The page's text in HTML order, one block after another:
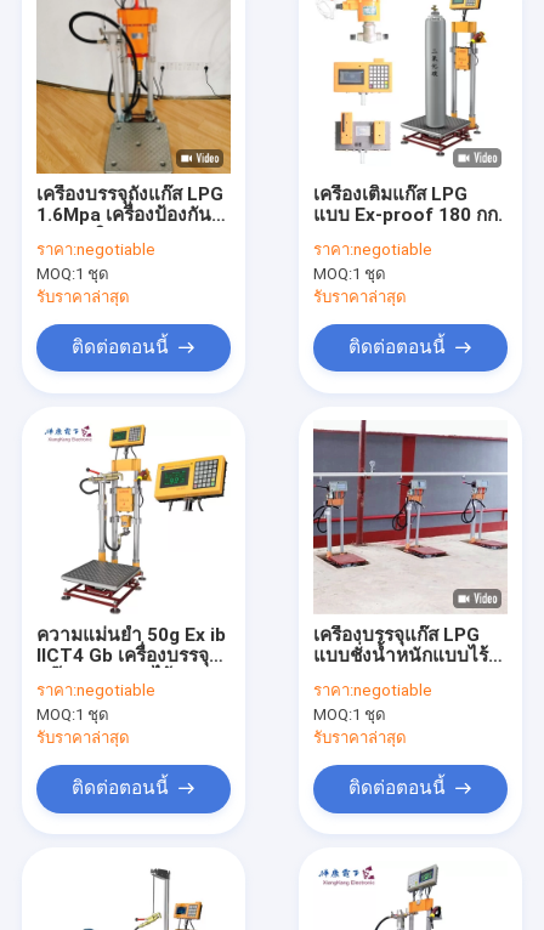
สินค้า
เกี่ยวกับเรา
ทัวร์โรงงาน
ควบคุมคุณภาพ
ขอใบเสนอราคา
ติดตามกระบอกสูบ LPG
เครื่องบรรจุถังแก๊ส LPG
1.6Mpa เครื่องป้องกัน
ราคา:negotiable
MOQ:1 ชุด
รับราคาล่าสุด
ติดต่อตอนนี้
เครื่องเติมแก๊ส LPG
แบบ Ex-proof 180 กก.
ราคา:negotiable
MOQ:1 ชุด
รับราคาล่าสุด
ติดต่อตอนนี้
ความแม่นยำ 50g Ex ib
IICT4 Gb เครื่องบรรจุ
ราคา:negotiable
MOQ:1 ชุด
รับราคาล่าสุด
ติดต่อตอนนี้
เครื่องบรรจุแก๊ส LPG
แบบชั่งน้ำหนักแบบไร้
ประเภทแบตเตอรี่
ราคา:negotiable
MOQ:1 ชุด
รับราคาล่าสุด
ติดต่อตอนนี้